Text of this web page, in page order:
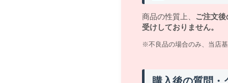
商品の性質上、 ご注文
受けしておりません。
※不良品の場合のみ、当店